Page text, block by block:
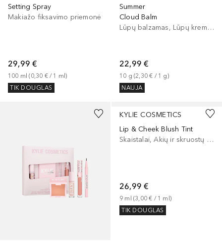
Setting Spray
Makiažo fiksavimo priemonė
29,99 €
100 ml (0,30 € / 1 ml)
TIK DOUGLAS
Summer
Cloud Balm
Lūpų balzamas, Lūpų kremas
22,99 €
10 g (2,30 € / 1 g)
NAUJA
KYLIE COSMETICS
Lip & Cheek Blush Tint
Skaistalai, Akių ir skruostų dažai, Lūpų ir skruostų dažai
26,99 €
9 ml (3,00 € / 1 ml )
TIK DOUGLAS
+2